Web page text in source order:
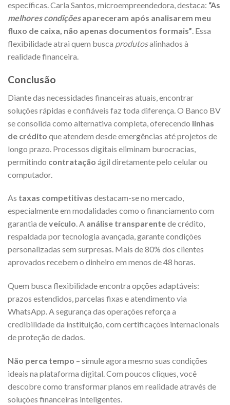
específicas. Carla Santos, microempreendedora, destaca: “As
melhores condiçõesapareceram após analisarem meu
fluxo de caixa, não apenas documentos formais”. Essa
flexibilidade atrai quem busca produtosalinhados à
realidade financeira.
Conclusão
Diante das necessidades financeiras atuais, encontrar
soluções rápidas e confiáveis faz toda diferença. O Banco BV
se consolida como alternativa completa, oferecendo linhas
de crédito que atendem desde emergências até projetos de
longo prazo. Processos digitais eliminam burocracias,
permitindo contratação ágil diretamente pelo celular ou
computador.
As taxas competitivas destacam-se no mercado,
especialmente em modalidades como o financiamento com
garantia deveículo. A análise transparentede crédito,
respaldada por tecnologia avançada, garante condições
personalizadas sem surpresas. Mais de 80% dos clientes
aprovados recebem o dinheiro em menos de 48 horas.
Quem busca flexibilidade encontra opções adaptáveis:
prazos estendidos, parcelas fixas e atendimento via
WhatsApp. A segurança das operações reforça a
credibilidade da instituição, com certificações internacionais
de proteção de dados.
Não perca tempo – simule agora mesmo suas condições
ideais na plataforma digital. Com poucos cliques, você
descobre como transformar planos em realidade através de
soluções financeiras inteligentes.